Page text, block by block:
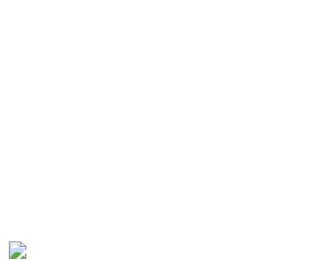
Menu
Sellforce